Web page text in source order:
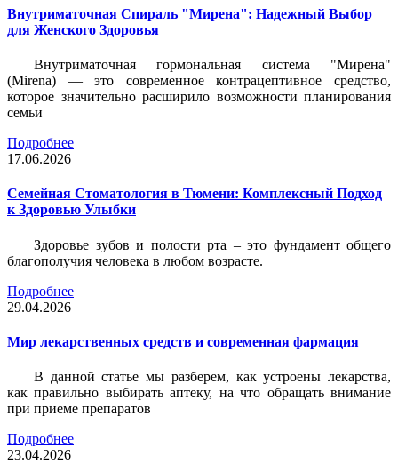
Внутриматочная Спираль "Мирена": Надежный Выбор
для Женского Здоровья
Внутриматочная гормональная система "Мирена"
(Mirena) — это современное контрацептивное средство,
которое значительно расширило возможности планирования
семьи
Подробнее
17.06.2026
Семейная Стоматология в Тюмени: Комплексный Подход
к Здоровью Улыбки
Здоровье зубов и полости рта – это фундамент общего
благополучия человека в любом возрасте.
Подробнее
29.04.2026
Мир лекарственных средств и современная фармация
В данной статье мы разберем, как устроены лекарства,
как правильно выбирать аптеку, на что обращать внимание
при приеме препаратов
Подробнее
23.04.2026